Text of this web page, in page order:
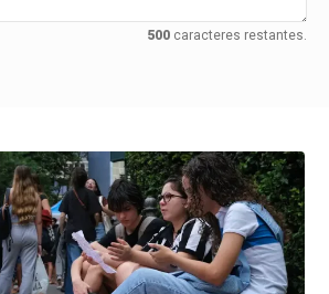
500caracteres restantes.